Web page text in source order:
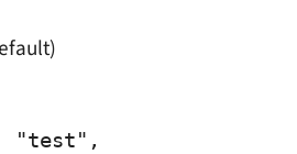
"test",